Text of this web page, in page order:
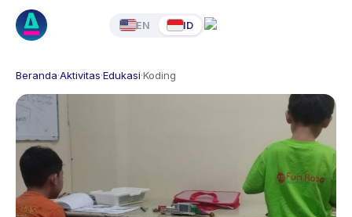
EN ID
Beranda·Aktivitas·Edukasi·Koding